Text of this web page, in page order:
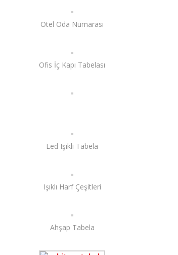
Otel Oda Numarası
Ofis İç Kapı Tabelası
Led Işıklı Tabela
Işıklı Harf Çeşitleri
Ahşap Tabela